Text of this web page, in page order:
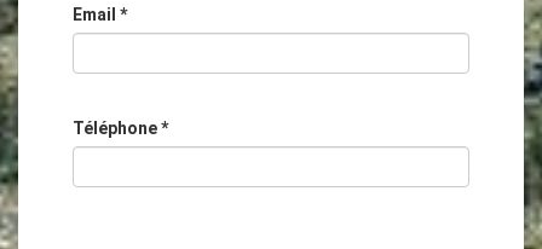
Email *
Téléphone*